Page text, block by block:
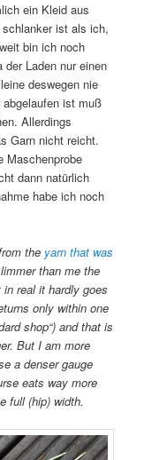
ein Kleid aus
ist als ich,
bin ich noch
Laden nur einen
deswegen nie
abgelaufen ist muß
Allerdings
Garn nicht reicht.
Maschenprobe
dann natürlich
habe ich noch
the yarn that was
than me the
real it hardly goes
only within one
shop“) and that is
But I am more
a denser gauge
eats way more
full (hip) width.